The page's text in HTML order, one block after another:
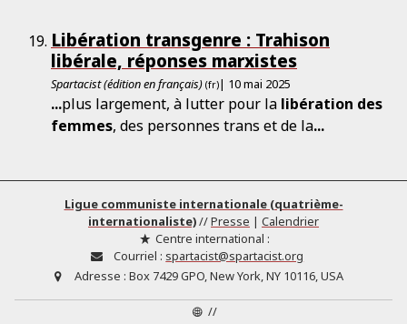
Libération transgenre : Trahison
libérale, réponses marxistes
Spartacist (édition en français) (fr)| 10 mai 2025
...plus largement, à lutter pour la libération des
femmes, des personnes trans et de la...
Ligue communiste internationale (quatrième-
internationaliste)//Presse | Calendrier
Centre international :
Courriel : spartacist@spartacist.org
Adresse : Box 7429 GPO, New York, NY 10116, USA
//